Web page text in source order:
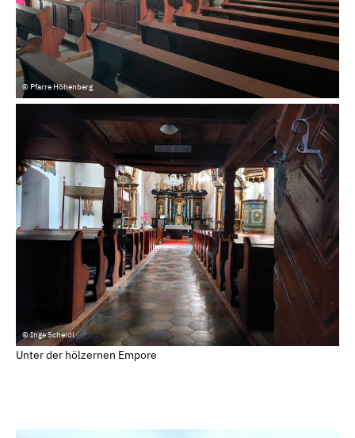
© Pfarre Höhenberg
© Inge Scheidl
Unter der hölzernen Empore